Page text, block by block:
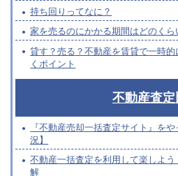
持ち回りってなに？
家を売るのにかかる期間はどのくら
貸す？売る？不動産を賃貸で一時
くポイント
不動産査定
『不動産売却一括査定サイト』を
況】
不動産一括査定を利用して楽しよ
解